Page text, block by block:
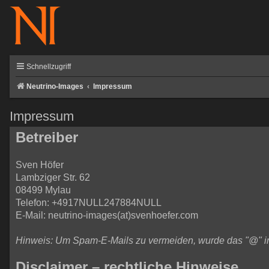
Schnellzugriff
Neutrino-Images Impressum
Impressum
Betreiber
Sven Höfer
Lambziger Str. 62
08499 Mylau
Telefon: +4917NULL247884NULL
E-Mail: neutrino-images(at)svenhoefer.com
Hinweis: Um Spam-E-Mails zu vermeiden, wurde das "@"